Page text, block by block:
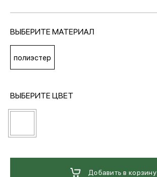
МЕДИА
ПОКУПАТЕЛЯМ
Вход в личный кабинет
ВЫБЕРИТЕ МАТЕРИАЛ
полиэстер
ВЫБЕРИТЕ ЦВЕТ
Добавить в корзину